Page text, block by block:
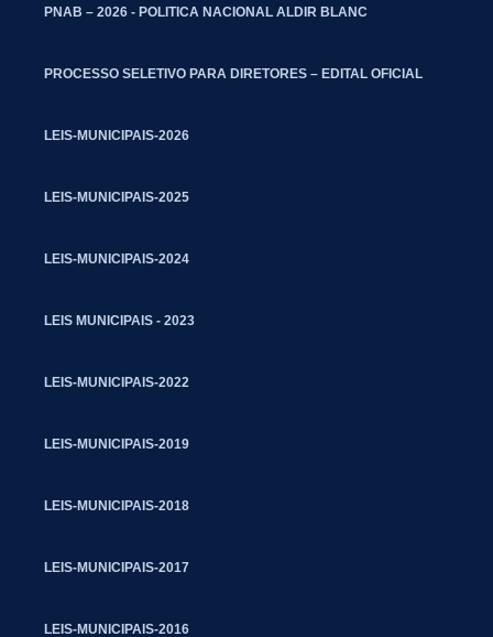
PNAB – 2026 - POLITICA NACIONAL ALDIR BLANC
PROCESSO SELETIVO PARA DIRETORES – EDITAL OFICIAL
LEIS-MUNICIPAIS-2026
LEIS-MUNICIPAIS-2025
LEIS-MUNICIPAIS-2024
LEIS MUNICIPAIS - 2023
LEIS-MUNICIPAIS-2022
LEIS-MUNICIPAIS-2019
LEIS-MUNICIPAIS-2018
LEIS-MUNICIPAIS-2017
LEIS-MUNICIPAIS-2016